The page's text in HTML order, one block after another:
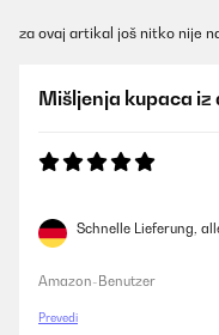
za ovaj artikal još nitko nije
Mišljenja kupaca iz
Schnelle Lieferung,
Amazon-Benutzer
Prevedi